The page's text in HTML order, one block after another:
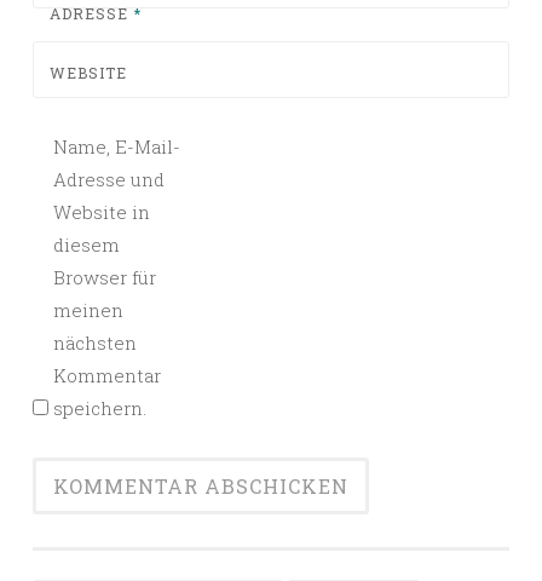
ADRESSE *
WEBSITE
Name, E-Mail-
Adresse und
Website in
diesem
Browser für
meinen
nächsten
Kommentar
speichern.